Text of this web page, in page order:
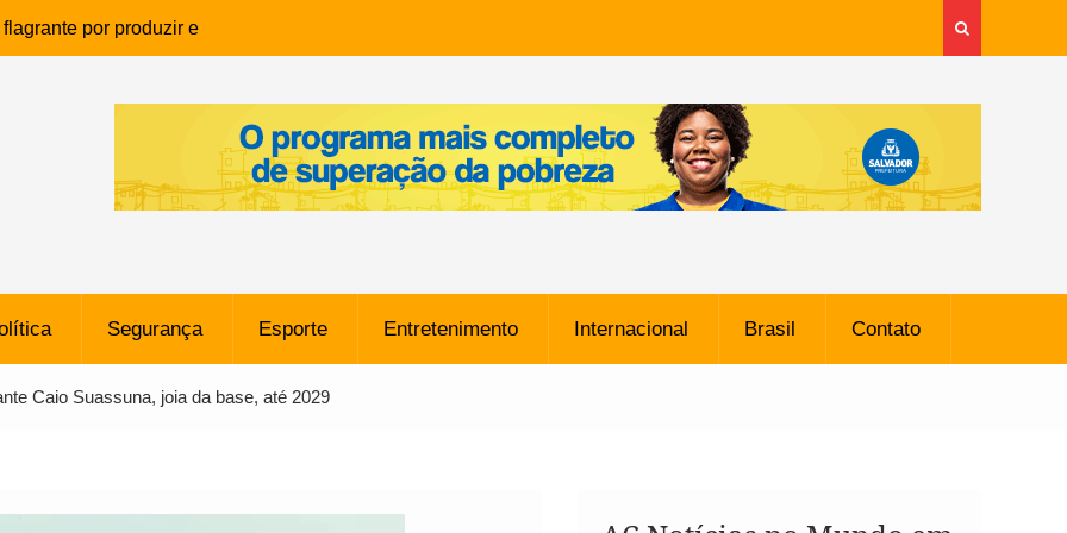
por produzir e
infantil em Eunápolis
morreu após ataque
sem restrições e pode
o Vasco
SpaceX Colide com a Lua
Metros, Afirma a Nasa
Segurança Esporte Entretenimento Internacional Brasil Contato
Caio Suassuna, joia da base, até 2029